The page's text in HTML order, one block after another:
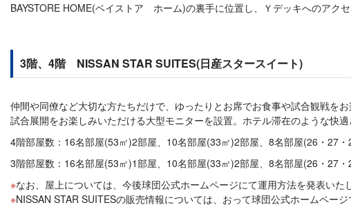
BAYSTORE HOME(ベイストア ホーム)の裏手に位置し、Ｙデッキへのアクセ
3階、4階 NISSAN STAR SUITES(日産スタースイート)
仲間や同僚など大切な方たちだけで、ゆったりとお席でお食事や試合観戦を
試合展開をお楽しみいただける大型モニターを設置。ホテル滞在のような快
4階部屋数：16名部屋(53㎡)2部屋、10名部屋(33㎡)2部屋、8名部屋(26・27
3階部屋数：16名部屋(53㎡)1部屋、10名部屋(33㎡)2部屋、8名部屋(26・27
なお、屋上については、今後球団公式ホームページにて運用方法を発表いた
NISSAN STAR SUITESの販売情報については、おって球団公式ホームペー